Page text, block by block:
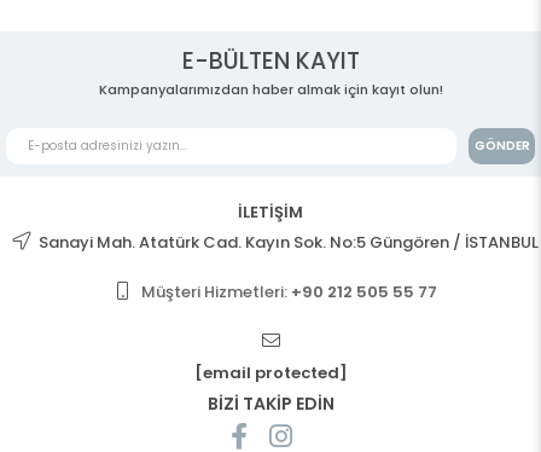
E-BÜLTEN KAYIT
Kampanyalarımızdan haber almak için kayıt olun!
GÖNDER
İLETİŞİM
Sanayi Mah. Atatürk Cad. Kayın Sok. No:5 Güngören / İSTANBUL
Müşteri Hizmetleri: +90 212 505 55 77
[email protected]
BİZİ TAKİP EDİN